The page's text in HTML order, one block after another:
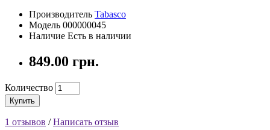
Производитель Tabasco
Модель 000000045
Наличие Есть в наличии
849.00 грн.
Количество
Купить
1 отзывов /Написать отзыв